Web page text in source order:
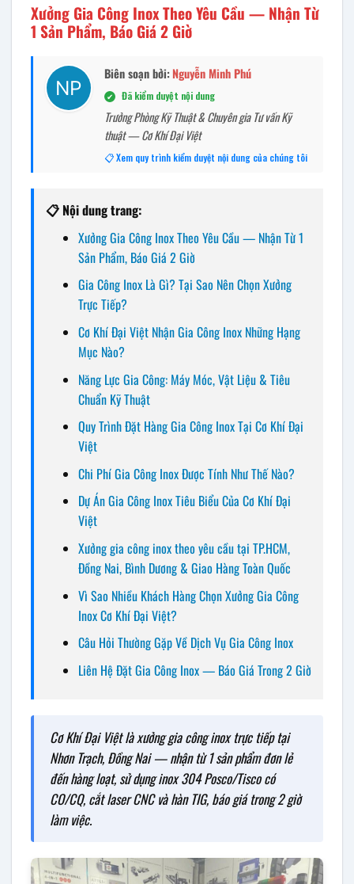
Xưởng Gia Công Inox Theo Yêu Cầu — Nhận Từ
1 Sản Phẩm, Báo Giá 2 Giờ
Biên soạn bởi:Nguyễn Minh Phú
✔ Đã kiểm duyệt nội dung
Trưởng Phòng Kỹ Thuật & Chuyên gia Tư vấn Kỹ
thuật — Cơ Khí Đại Việt
📋 Xem quy trình kiểm duyệt nội dung của chúng tôi
📋 Nội dung trang:
Xưởng Gia Công Inox Theo Yêu Cầu — Nhận Từ 1
Sản Phẩm, Báo Giá 2 Giờ
Gia Công Inox Là Gì? Tại Sao Nên Chọn Xưởng
Trực Tiếp?
Cơ Khí Đại Việt Nhận Gia Công Inox Những Hạng
Mục Nào?
Năng Lực Gia Công: Máy Móc, Vật Liệu & Tiêu
Chuẩn Kỹ Thuật
Quy Trình Đặt Hàng Gia Công Inox Tại Cơ Khí Đại
Việt
Chi Phí Gia Công Inox Được Tính Như Thế Nào?
Dự Án Gia Công Inox Tiêu Biểu Của Cơ Khí Đại
Việt
Xưởng gia công inox theo yêu cầu tại TP.HCM,
Đồng Nai, Bình Dương & Giao Hàng Toàn Quốc
Vì Sao Nhiều Khách Hàng Chọn Xưởng Gia Công
Inox Cơ Khí Đại Việt?
Câu Hỏi Thường Gặp Về Dịch Vụ Gia Công Inox
Liên Hệ Đặt Gia Công Inox — Báo Giá Trong 2 Giờ
Cơ Khí Đại Việt là xưởng gia công inox trực tiếp tại
Nhơn Trạch, Đồng Nai — nhận từ 1 sản phẩm đơn lẻ
đến hàng loạt, sử dụng inox 304 Posco/Tisco có
CO/CQ, cắt laser CNC và hàn TIG, báo giá trong 2 giờ
làm việc.